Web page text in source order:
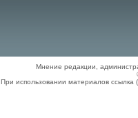
Мнение редакции,
При использовании материалов